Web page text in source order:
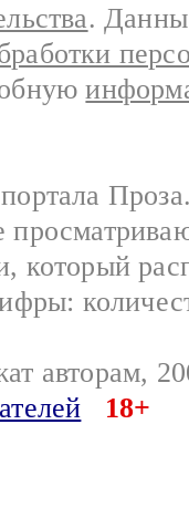
.
который
авторам,
18+